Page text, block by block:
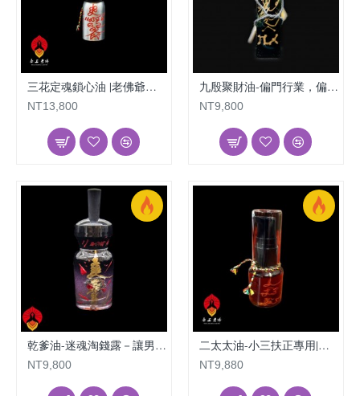
三花定魂鎖心油 |老佛爺姻緣油
NT13,800
九殷聚財油-偏門行業，偏財運
NT9,800
乾爹油-迷魂淘錢露－讓男人主動拿錢我們|老佛爺姻緣油
NT9,800
二太太油-小三扶正專用|老佛爺姻緣油
NT9,880